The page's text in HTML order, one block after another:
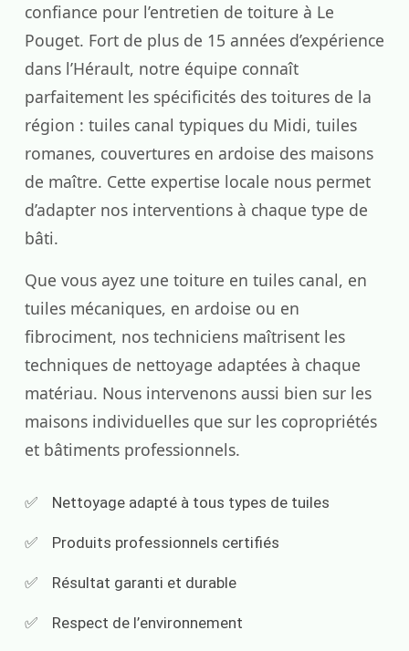
confiance pour l’entretien de toiture à Le
Pouget. Fort de plus de 15 années d’expérience
dans l’Hérault, notre équipe connaît
parfaitement les spécificités des toitures de la
région : tuiles canal typiques du Midi, tuiles
romanes, couvertures en ardoise des maisons
de maître. Cette expertise locale nous permet
d’adapter nos interventions à chaque type de
bâti.
Que vous ayez une toiture en tuiles canal, en
tuiles mécaniques, en ardoise ou en
fibrociment, nos techniciens maîtrisent les
techniques de nettoyage adaptées à chaque
matériau. Nous intervenons aussi bien sur les
maisons individuelles que sur les copropriétés
et bâtiments professionnels.
Nettoyage adapté à tous types de tuiles
Produits professionnels certifiés
Résultat garanti et durable
Respect de l’environnement